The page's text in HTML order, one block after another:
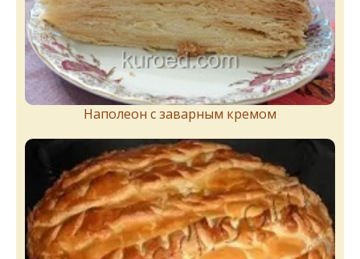
Наполеон с заварным кремом